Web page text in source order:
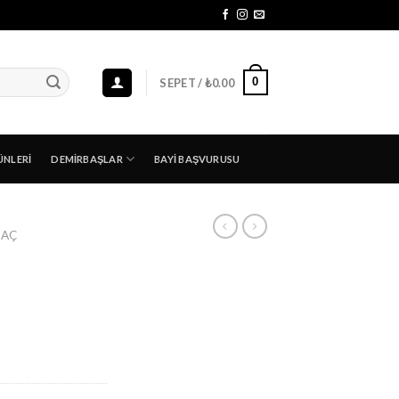
SEPET /₺0.00 0
DEMIRBAŞLAR BAYI BAŞVURUSU